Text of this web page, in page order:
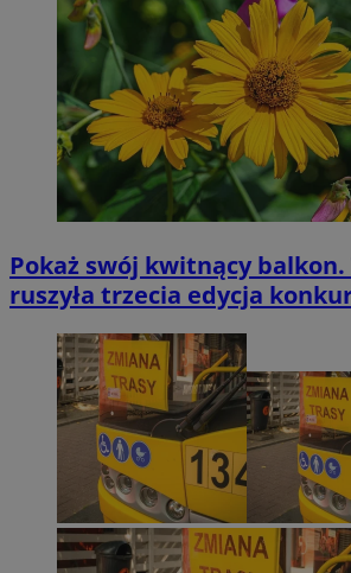
Pokaż swój kwitnący balkon.
ruszyła trzecia edycja